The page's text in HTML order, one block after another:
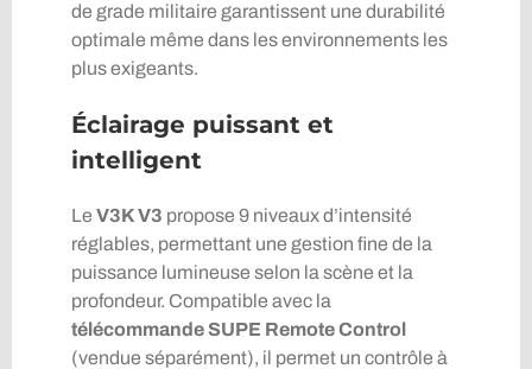
de grade militaire garantissent une durabilité
optimale même dans les environnements les
plus exigeants.
Éclairage puissant et
intelligent
Le V3K V3 propose 9 niveaux d’intensité
réglables, permettant une gestion fine de la
puissance lumineuse selon la scène et la
profondeur. Compatible avec la
télécommande SUPE Remote Control
(vendue séparément), il permet un contrôle à